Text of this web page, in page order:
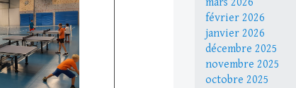
février 2026
janvier 2026
décembre 2025
novembre 2025
octobre 2025